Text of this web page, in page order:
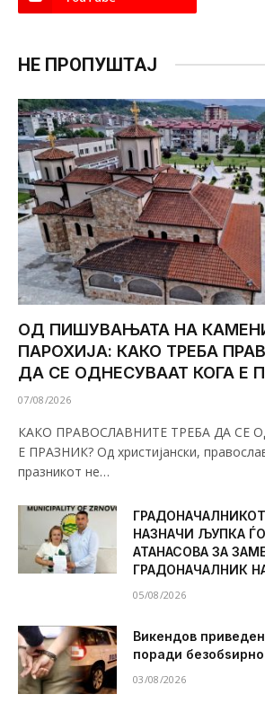
НЕ ПРОПУШТАЈ
ОД ПИШУВАЊАТА НА
ПАРОХИЈА: КАКО ТРЕБА
ДА СЕ ОДНЕСУВААТ КОГА Е
07/08/2026
КАКО ПРАВОСЛАВНИТЕ ТРЕБА ДА СЕ
Е ПРАЗНИК? Од христијански,
празникот не…
НАЗНАЧИ ЉУПКА
АТАНАСОВА ЗА
ГРАДОНАЧАЛНИК
05/08/2026
Викендов
поради
03/08/2026